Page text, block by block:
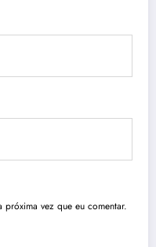
próxima vez que eu comentar.